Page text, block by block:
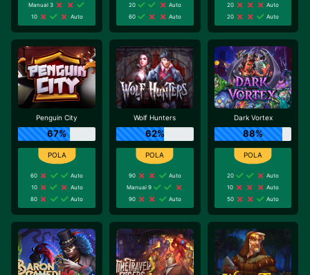
Manual 3
10
Auto
20
Auto
60
Auto
20
Auto
20
Auto
Penguin City
67%
60
Auto
10
Auto
80
Auto
Wolf Hunters
62%
90
Auto
Manual 9
90
Auto
Dark Vortex
88%
20
Auto
10
Auto
50
Auto